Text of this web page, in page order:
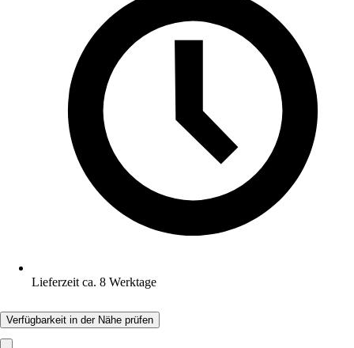
Lieferzeit ca. 8 Werktage
Verfügbarkeit in der Nähe prüfen